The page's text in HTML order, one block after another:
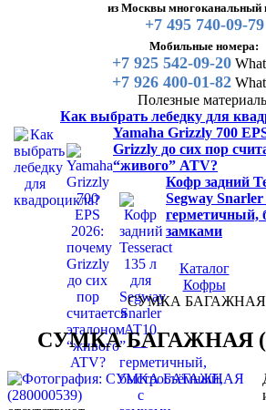
из Москвы многоканальный
+7 495 740-09-79
Мобильные номера:
+7 925 542-09-20
+7 926 400-01-82
Полезные
Как выбрать лебедку для
Yamaha Grizzly 700
Grizzly до сих пор
“живого” ATV?
Кофр задний
Segway
герметичный,
замками
Каталог
Кофры
СУМКА
СУМКА БАГАЖНАЯ